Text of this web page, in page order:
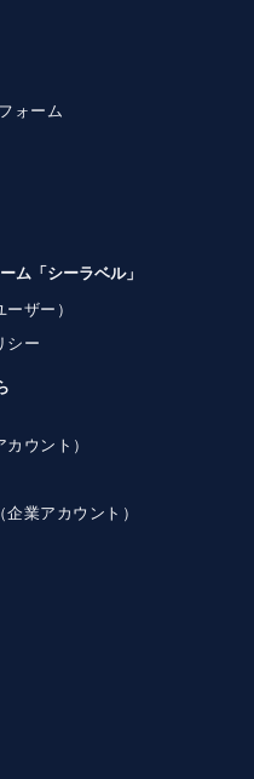
ォーム
ム「シーラベル」
ザー）
シー
ウント）
業アカウント）